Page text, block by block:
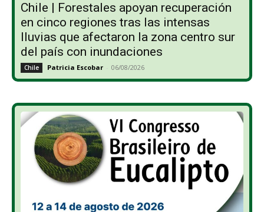
Chile | Forestales apoyan recuperación
en cinco regiones tras las intensas
lluvias que afectaron la zona centro sur
del país con inundaciones
Chile Patricia Escobar - 06/08/2026